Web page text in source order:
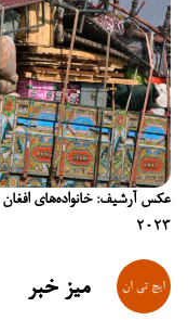
۲۰۲۳
میز خبر